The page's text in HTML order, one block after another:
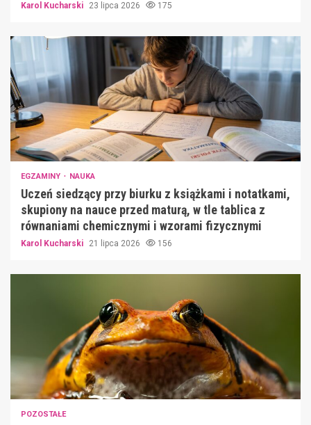
Karol Kucharski 23 lipca 2026 175
EGZAMINY NAUKA
Uczeń siedzący przy biurku z książkami i notatkami,
skupiony na nauce przed maturą, w tle tablica z
równaniami chemicznymi i wzorami fizycznymi
Karol Kucharski 21 lipca 2026 156
POZOSTAŁE